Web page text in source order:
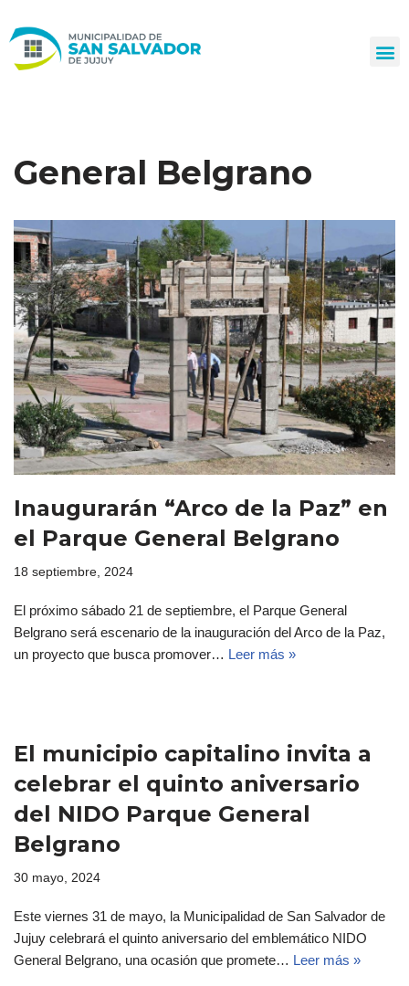
al
General Belgrano
Inaugurarán “Arco de la Paz” en
el Parque General Belgrano
18 septiembre, 2024
El próximo sábado 21 de septiembre, el Parque General
Belgrano será escenario de la inauguración del Arco de la Paz,
un proyecto que busca promover… Leer más »
El municipio capitalino invita a
celebrar el quinto aniversario
del NIDO Parque General
Belgrano
30 mayo, 2024
Este viernes 31 de mayo, la Municipalidad de San Salvador de
Jujuy celebrará el quinto aniversario del emblemático NIDO
General Belgrano, una ocasión que promete… Leer más »